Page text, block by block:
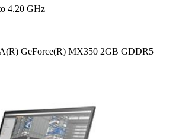
4.20 GHz
GeForce(R) MX350 2GB GDDR5